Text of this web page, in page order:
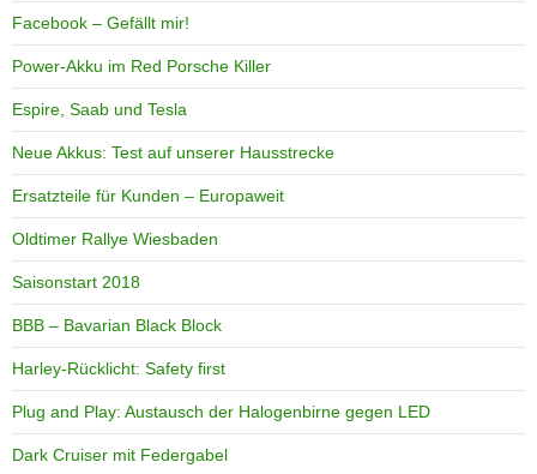
Facebook – Gefällt mir!
Power-Akku im Red Porsche Killer
Espire, Saab und Tesla
Neue Akkus: Test auf unserer Hausstrecke
Ersatzteile für Kunden – Europaweit
Oldtimer Rallye Wiesbaden
Saisonstart 2018
BBB – Bavarian Black Block
Harley-Rücklicht: Safety first
Plug and Play: Austausch der Halogenbirne gegen LED
Dark Cruiser mit Federgabel